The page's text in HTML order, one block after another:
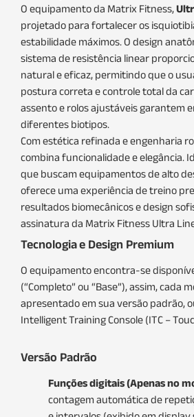
O equipamento da Matrix Fitness,
projetado para fortalecer os
estabilidade máximos. O design
sistema de resistência linear
natural e eficaz, permitindo que o
postura correta e controle total da
assento e rolos ajustáveis garantem
diferentes biotipos.
Com estética refinada e engenharia
combina funcionalidade e elegância.
que buscam equipamentos de alto
oferece uma experiência de treino
resultados biomecânicos e design
assinatura da Matrix Fitness Ultra
Tecnologia e Design Premium
O equipamento encontra-se
(“Completo” ou “Base”), assim, cada
apresentado em sua versão padrão,
Intelligent Training Console (ITC –
Versão Padrão
Funções digitais (Apenas no
contagem automática de